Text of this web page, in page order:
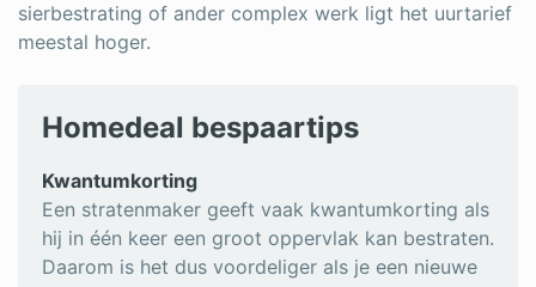
sierbestrating of ander complex werk ligt het uurtarief
meestal hoger.
Homedeal bespaartips
Kwantumkorting
Een stratenmaker geeft vaak kwantumkorting als
hij in één keer een groot oppervlak kan bestraten.
Daarom is het dus voordeliger als je een nieuwe